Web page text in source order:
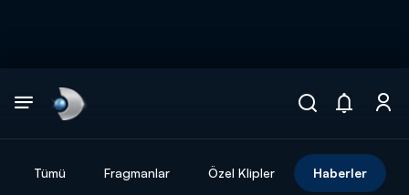
Tümü Fragmanlar Özel Klipler Haberler